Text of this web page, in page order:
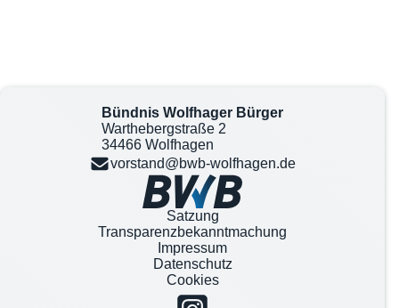
Bündnis Wolfhager Bürger
Warthebergstraße 2
34466 Wolfhagen
vorstand@bwb-wolfhagen.de
Satzung
Transparenzbekanntmachung
Impressum
Datenschutz
Cookies